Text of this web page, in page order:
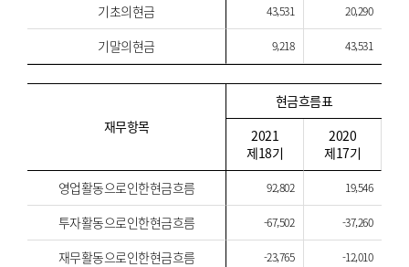
기초의현금 43,531 20,290
기말의현금 9,218 43,531
재무항목
현금흐름표
2021
제18기
2020
제17기
영업활동으로인한현금흐름
92,802 19,546
투자활동으로인한현금흐름 -67,502 -37,260
재무활동으로인한현금흐름 -23,765 -12,010